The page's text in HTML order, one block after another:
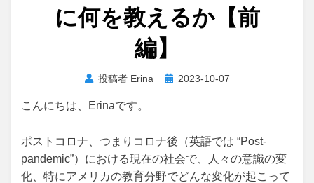
に何を教えるか【前
編】
投稿者 Erina
投 2023-10-07
こんにちは、Erinaです。
ポストコロナ、つまりコロナ後（英語では “Post-
pandemic”）における現在の社会で、人々の意識の変
化、特にアメリカの教育分野でどんな変化が起こって